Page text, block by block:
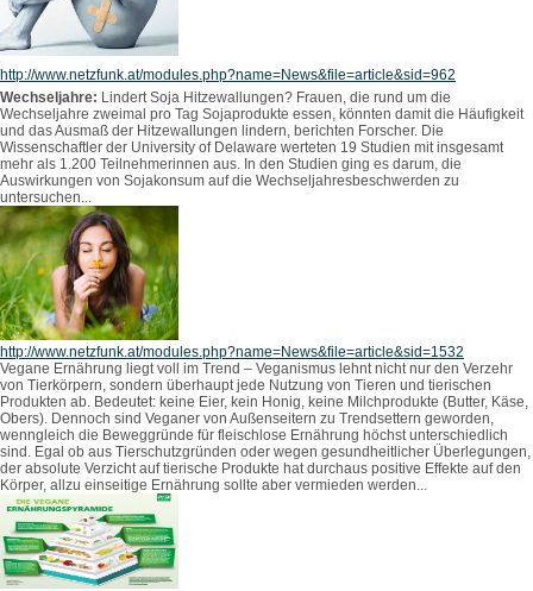
http://www.netzfunk.at/modules.php?name=News&file=article&sid=962
Wechseljahre: Lindert Soja Hitzewallungen? Frauen, die rund um die
Wechseljahre zweimal pro Tag Sojaprodukte essen, könnten damit die Häufigkeit
und das Ausmaß der Hitzewallungen lindern, berichten Forscher. Die
Wissenschaftler der University of Delaware werteten 19 Studien mit insgesamt
mehr als 1.200 Teilnehmerinnen aus. In den Studien ging es darum, die
Auswirkungen von Sojakonsum auf die Wechseljahresbeschwerden zu
untersuchen...
http://www.netzfunk.at/modules.php?name=News&file=article&sid=1532
Vegane Ernährung liegt voll im Trend – Veganismus lehnt nicht nur den Verzehr
von Tierkörpern, sondern überhaupt jede Nutzung von Tieren und tierischen
Produkten ab. Bedeutet: keine Eier, kein Honig, keine Milchprodukte (Butter, Käse,
Obers). Dennoch sind Veganer von Außenseitern zu Trendsettern geworden,
wenngleich die Beweggründe für fleischlose Ernährung höchst unterschiedlich
sind. Egal ob aus Tierschutzgründen oder wegen gesundheitlicher Überlegungen,
der absolute Verzicht auf tierische Produkte hat durchaus positive Effekte auf den
Körper, allzu einseitige Ernährung sollte aber vermieden werden...